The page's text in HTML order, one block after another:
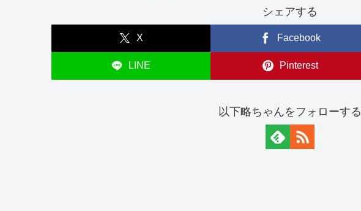
シェアする
X Facebook
LINE Pinterest
以下略ちゃんをフォローする